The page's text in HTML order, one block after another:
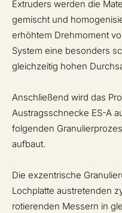
Extruders werden die
gemischt und
erhöhtem Drehmoment
System eine besonders
gleichzeitig hohen
Anschließend wird das
Austragsschnecke ES-A
folgenden
aufbaut.
Die exzentrische
Lochplatte austretenden
rotierenden Messern in